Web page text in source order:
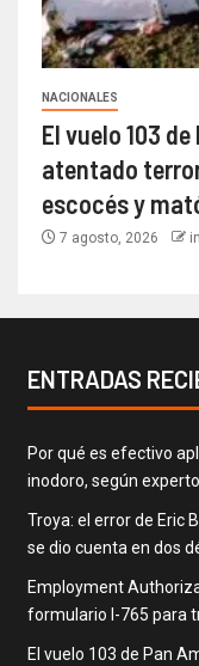
NACIONALES
El vuelo 103
atentado
escocés y
7 agosto, 2026
ENTRADAS
Por qué es efectivo
inodoro, según
Troya: el error de Eric
se dio cuenta en dos
Employment
formulario I-765 para
El vuelo 103 de Pan